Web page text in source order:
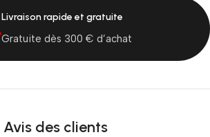
Livraison rapide et gratuite
Gratuite dès 300 € d’achat
Avis des clients